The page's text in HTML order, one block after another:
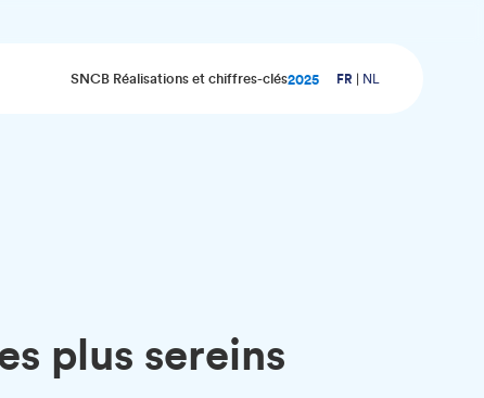
SNCB Réalisations et chiffres-clés2025 FR NL
plus sereins